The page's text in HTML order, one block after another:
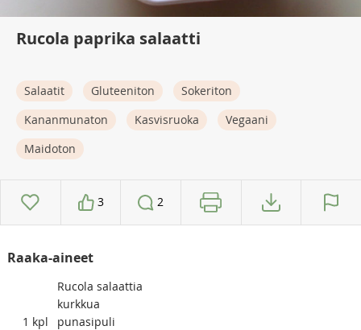
Rucola paprika salaatti
Salaatit Gluteeniton
Sokeriton
Kananmunaton
Kasvisruoka
Vegaani
Maidoton
3 2
Raaka-aineet
Rucola salaattia
kurkkua
1 kpl
punasipuli